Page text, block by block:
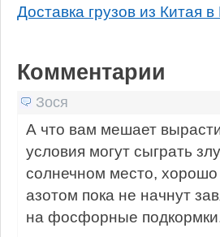
Доставка грузов из Китая в
Комментарии
Зося
А что вам мешает
условия могут сыграть
солнечном место,
азотом пока не начнут
на фосфорные